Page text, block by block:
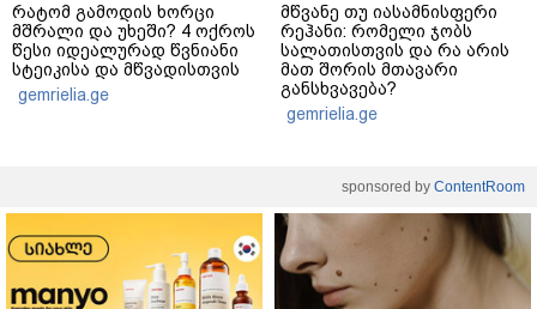
რატომ გამოდის ხორცი
მშრალი და უხეში? 4 ოქროს
წესი იდეალურად წვნიანი
სტეიკისა და მწვადისთვის
gemrielia.ge
მწვანე თუ იასამნისფერი
რეჰანი: რომელი ჯობს
სალათისთვის და რა არის
მათ შორის მთავარი
განსხვავება?
gemrielia.ge
sponsored by ContentRoom